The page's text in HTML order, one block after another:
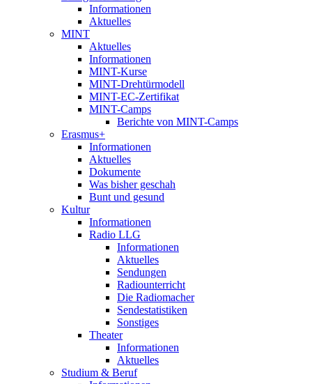
Informationen
Aktuelles
MINT
Aktuelles
Informationen
MINT-Kurse
MINT-Drehtürmodell
MINT-EC-Zertifikat
MINT-Camps
Berichte von MINT-Camps
Erasmus+
Informationen
Aktuelles
Dokumente
Was bisher geschah
Bunt und gesund
Kultur
Informationen
Radio LLG
Informationen
Aktuelles
Sendungen
Radiounterricht
Die Radiomacher
Sendestatistiken
Sonstiges
Theater
Informationen
Aktuelles
Studium & Beruf